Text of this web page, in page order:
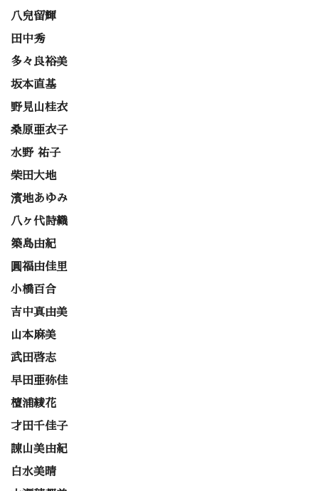
八兒留輝
田中秀
多々良裕美
坂本直基
野見山桂衣
桑原亜衣子
水野 祐子
柴田大地
濱地あゆみ
八ヶ代詩織
築島由紀
圓福由佳里
小橋百合
吉中真由美
山本麻美
武田啓志
早田亜弥佳
檀浦綾花
才田千佳子
諌山美由紀
白水美晴